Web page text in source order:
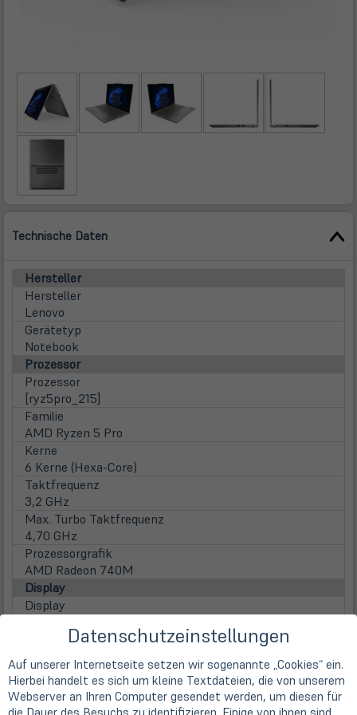
Technische Daten
Hersteller
Hersteller
Lenovo
Gerätetyp
Notebook
Prozessor
Prozessor
[ryz5pro_215]
Familie
AMD Ryzen 5 Pro
Kerne
6 Kerne (Hexa-Core)
Taktfrequenz
3,2 GHz
Max. Turbo Taktfrequenz
4,70 GHz
Prozessorgrafik
AMD Radeon 740M
Display
Display
Displayauflösung
1920 x 1200 Pixel (WUXGA)
Display Besonderheit
400nits, 100% sRGB
Seitenverhältnis
Datenschutzeinstellungen
Auf unserer Internetseite setzen wir sogenannte „Cookies“ ein.
Hierbei handelt es sich um kleine Textdateien, die von unserem
Webserver an Ihren Computer gesendet werden, um diesen für
die Dauer des Besuchs zu identifizieren. Einige von ihnen sind